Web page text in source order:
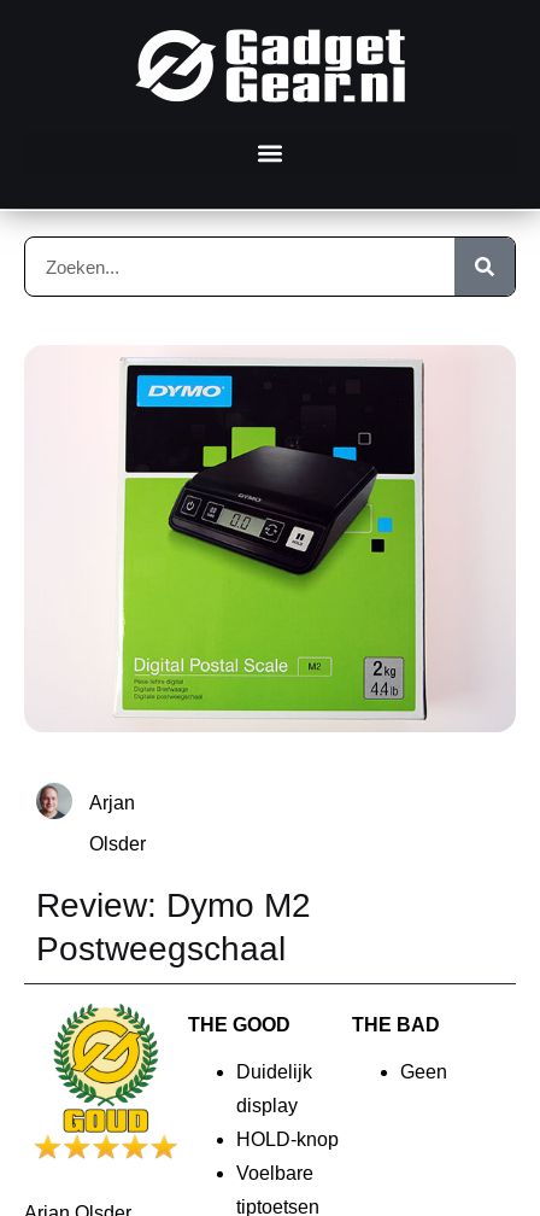
Arjan
Olsder
Review: Dymo M2
Postweegschaal
THE GOOD
Duidelijk
display
HOLD-knop
Voelbare
tiptoetsen
THE BAD
Geen